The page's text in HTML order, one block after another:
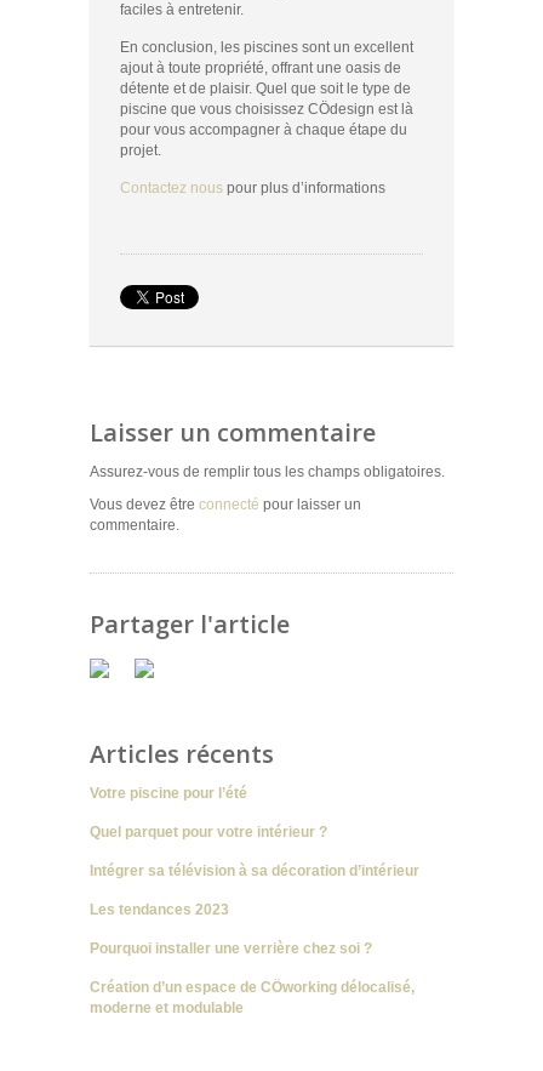
faciles à entretenir.
En conclusion, les piscines sont un excellent
ajout à toute propriété, offrant une oasis de
détente et de plaisir. Quel que soit le type de
piscine que vous choisissez CÖdesign est là
pour vous accompagner à chaque étape du
projet.
Contactez nous pour plus d’informations
Laisser un commentaire
Assurez-vous de remplir tous les champs obligatoires.
Vous devez être connecté pour laisser un
commentaire.
Partager l'article
Articles récents
Votre piscine pour l’été
Quel parquet pour votre intérieur ?
Intégrer sa télévision à sa décoration d’intérieur
Les tendances 2023
Pourquoi installer une verrière chez soi ?
Création d’un espace de CÖworking délocalisé,
moderne et modulable